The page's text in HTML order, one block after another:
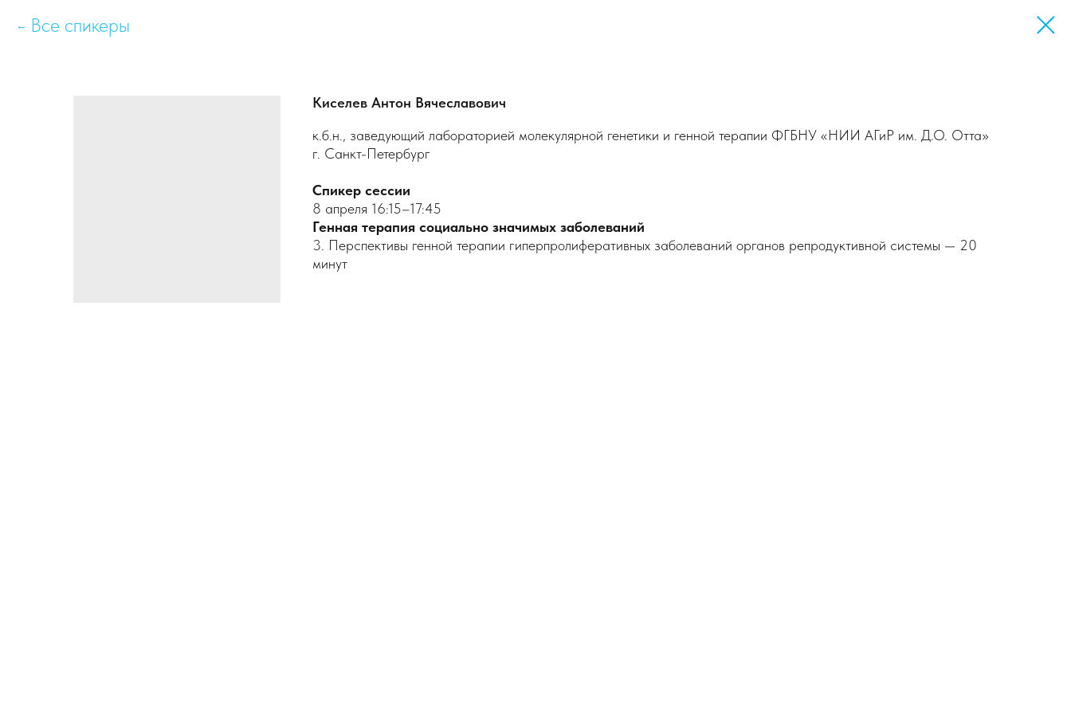
Все спикеры
Киселев Антон Вячеславович
к.б.н., заведующий лабораторией молекулярной генетики и генной терапии ФГБНУ «НИИ АГиР им. Д.О. Отта»
г. Санкт-Петербург
Спикер сессии
8 апреля 16:15–17:45
Генная терапия социально значимых заболеваний
3. Перспективы генной терапии гиперпролиферативных заболеваний органов репродуктивной системы — 20
минут